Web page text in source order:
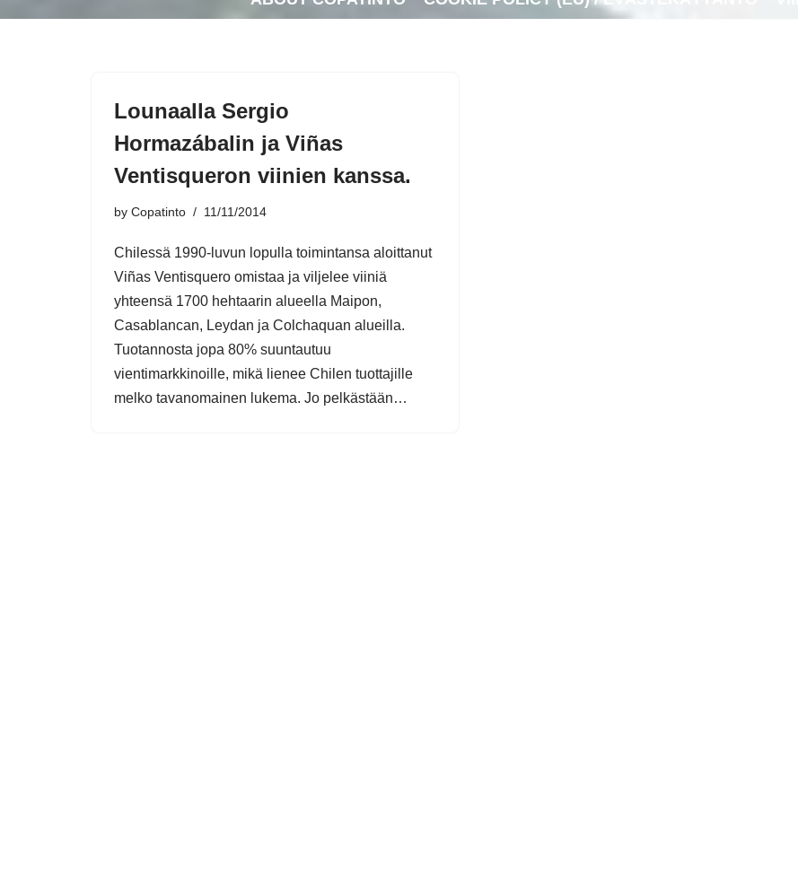
Lounaalla Sergio
Hormazábalin ja Viñas
Ventisqueron viinien kanssa.
by Copatinto 11/11/2014
Chilessä 1990-luvun lopulla toimintansa aloittanut
Viñas Ventisquero omistaa ja viljelee viiniä
yhteensä 1700 hehtaarin alueella Maipon,
Casablancan, Leydan ja Colchaquan alueilla.
Tuotannosta jopa 80% suuntautuu
vientimarkkinoille, mikä lienee Chilen tuottajille
melko tavanomainen lukema. Jo pelkästään…